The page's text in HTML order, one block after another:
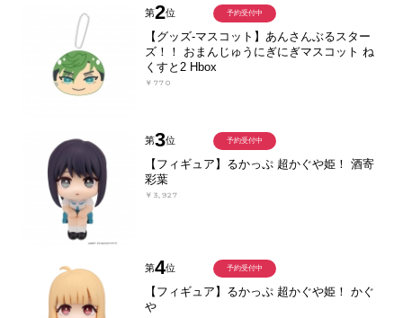
第2位
【グッズ-マスコット】あんさんぶるスター
ズ！！ おまんじゅうにぎにぎマスコット ね
くすと2 Hbox
￥770
予約受付中
第3位
【フィギュア】るかっぷ 超かぐや姫！ 酒寄
彩葉
￥3,927
予約受付中
第4位
【フィギュア】るかっぷ 超かぐや姫！ かぐ
や
予約受付中